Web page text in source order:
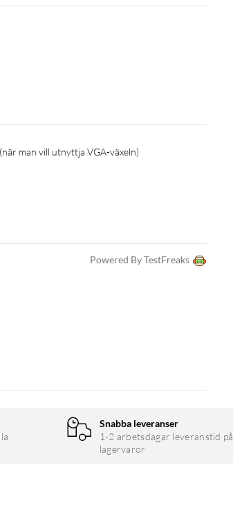
man vill utnyttja VGA-växeln)
Powered By TestFreaks
Snabba leveranser
1-2 arbetsdagar leveranstid på
lagervaror